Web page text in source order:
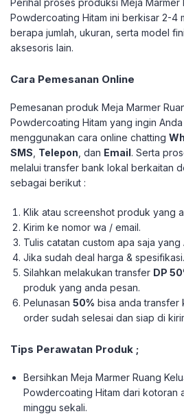
Perihal proses produksi Meja Marmer
Powdercoating Hitam ini berkisar 2-4
berapa jumlah, ukuran, serta model
aksesoris lain.
Cara Pemesanan Online
Pemesanan produk Meja Marmer
Powdercoating Hitam yang ingin
menggunakan cara online chatting
SMS Telepon , dan Email. Serta
melalui transfer bank lokal berkaitan
sebagai berikut :
Klik atau screenshot produk yang
Kirim ke nomor wa / email.
Tulis catatan custom apa saja yang
Jika sudah deal harga & spesifikasi.
Silahkan melakukan transfer DP
produk yang anda pesan.
Pelunasan50% bisa anda transfer
order sudah selesai dan siap di
Tips Perawatan Produk ;
Bersihkan Meja Marmer Ruang
Powdercoating Hitam dari kotoran
minggu sekali.